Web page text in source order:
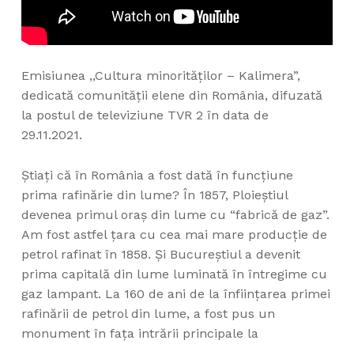
Emisiunea ,,Cultura minorităților – Kalimera”,
dedicată comunității elene din România, difuzată
la postul de televiziune TVR 2 în data de
29.11.2021.
Știați că în România a fost dată în funcțiune
prima rafinărie din lume? În 1857, Ploieştiul
devenea primul oraş din lume cu “fabrică de gaz”.
Am fost astfel țara cu cea mai mare producție de
petrol rafinat în 1858. Și Bucureștiul a devenit
prima capitală din lume luminată în întregime cu
gaz lampant. La 160 de ani de la înfiinţarea primei
rafinării de petrol din lume, a fost pus un
monument în fața intrării principale la